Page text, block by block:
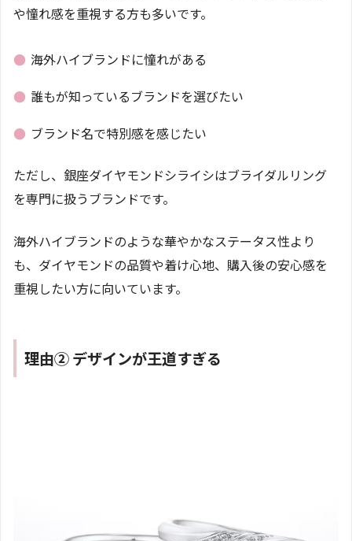
や憧れ感を重視する方も多いです。
● 海外ハイブランドに憧れがある
● 誰もが知っているブランドを選びたい
● ブランド名で特別感を感じたい
ただし、銀座ダイヤモンドシライシはブライダルリング
を専門に扱うブランドです。
海外ハイブランドのような華やかなステータス性より
も、ダイヤモンドの品質や着け心地、購入後の安心感を
重視したい方に向いています。
理由② デザインが王道すぎる